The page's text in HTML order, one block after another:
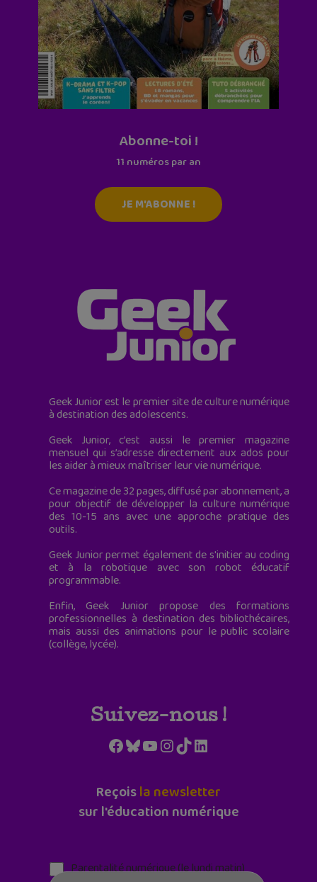
Abonne-toi !
11 numéros par an
JE M'ABONNE !
Geek Junior est le premier site de culture numérique
à destination des adolescents.
Geek Junior, c’est aussi le premier magazine
mensuel qui s’adresse directement aux ados pour
les aider à mieux maîtriser leur vie numérique.
Ce magazine de 32 pages, diffusé par abonnement, a
pour objectif de développer la culture numérique
des 10-15 ans avec une approche pratique des
outils.
Geek Junior permet également de s'initier au coding
et à la robotique avec son robot éducatif
programmable.
Enfin, Geek Junior propose des formations
professionnelles à destination des bibliothécaires,
mais aussi des animations pour le public scolaire
(collège, lycée).
Suivez-nous !
Facebook
Bluesky
YouTube
Instagram
TikTokLinkedIn
Reçoisla newsletter
sur l'éducation numérique
Parentalité numérique (le lundi matin)